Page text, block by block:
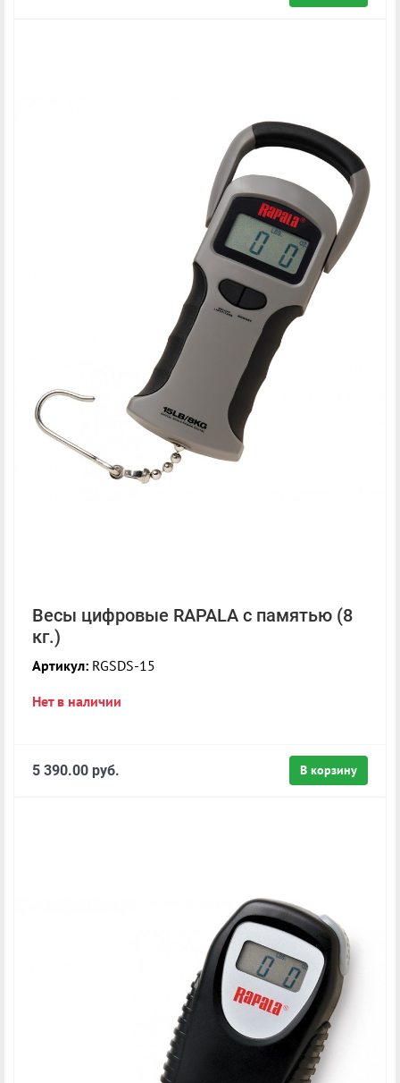
Весы цифровые RAPALA с памятью (8
кг.)
Артикул: RGSDS-15
Нет в наличии
В корзину
5 390.00 руб.